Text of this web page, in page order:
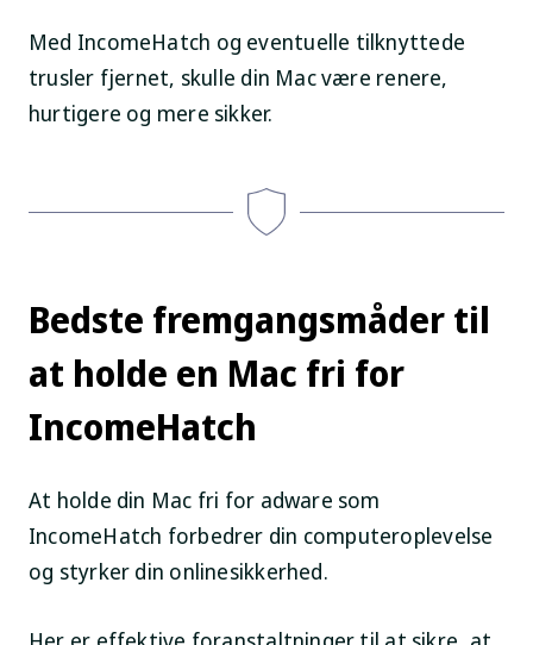
Med IncomeHatch og eventuelle tilknyttede
trusler fjernet, skulle din Mac være renere,
hurtigere og mere sikker.
Bedste fremgangsmåder til
at holde en Mac fri for
IncomeHatch
At holde din Mac fri for adware som
IncomeHatch forbedrer din computeroplevelse
og styrker din onlinesikkerhed.